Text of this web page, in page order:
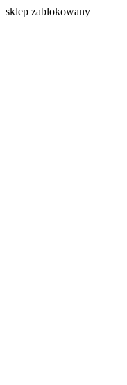
sklep zablokowany